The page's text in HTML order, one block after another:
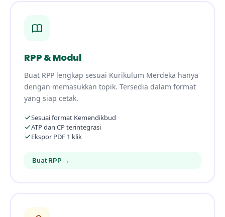
RPP & Modul
Buat RPP lengkap sesuai Kurikulum Merdeka hanya
dengan memasukkan topik. Tersedia dalam format
yang siap cetak.
Sesuai format Kemendikbud
ATP dan CP terintegrasi
Ekspor PDF 1 klik
Buat RPP →